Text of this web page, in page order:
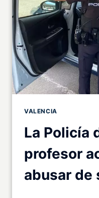
VALENCIA
La Policía
profesor
abusar de